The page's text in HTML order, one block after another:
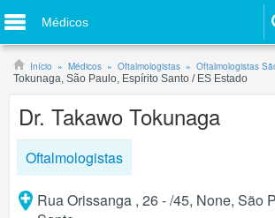
Médicos
Início Médicos Oftalmologistas Oftalmologistas
Tokunaga, São Paulo, Espírito Santo / ES Estado
Dr. Takawo Tokunaga
Oftalmologistas
Rua Orissanga , 26 - /45, None, São